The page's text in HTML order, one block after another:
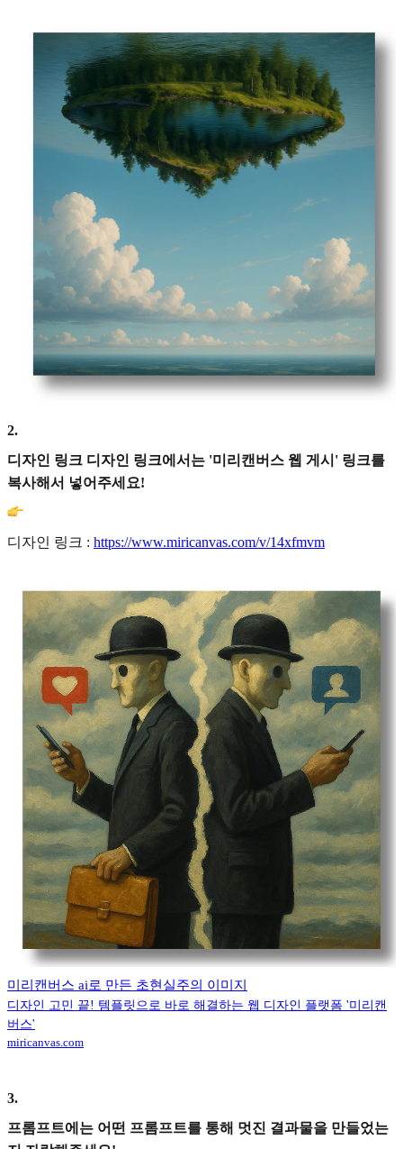
2.
디자인 링크 디자인 링크에서는 '미리캔버스 웹 게시' 링크를
복사해서 넣어주세요!
디자인 링크 : https://www.miricanvas.com/v/14xfmvm
미리캔버스 ai로 만든 초현실주의 이미지
디자인 고민 끝! 템플릿으로 바로 해결하는 웹 디자인 플랫폼 '미리캔
버스'
miricanvas.com
3.
프롬프트에는 어떤 프롬프트를 통해 멋진 결과물을 만들었는